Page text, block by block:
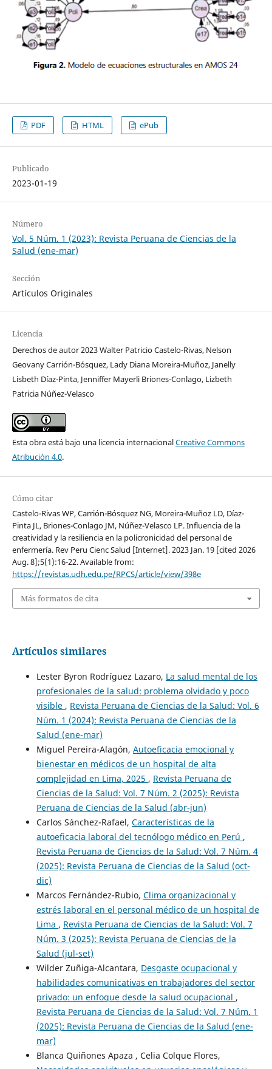
PDF HTML ePub
Publicado
2023-01-19
Número
Vol. 5 Núm. 1 (2023): Revista Peruana de Ciencias de la
Salud (ene-mar)
Sección
Artículos Originales
Licencia
Derechos de autor 2023 Walter Patricio Castelo-Rivas, Nelson
Geovany Carrión-Bósquez, Lady Diana Moreira-Muñoz, Janelly
Lisbeth Díaz-Pinta, Jenniffer Mayerli Briones-Conlago, Lizbeth
Patricia Núñez-Velasco
Esta obra está bajo una licencia internacionalCreative Commons
Atribución 4.0.
Cómo citar
Castelo-Rivas WP, Carrión-Bósquez NG, Moreira-Muñoz LD, Díaz-
Pinta JL, Briones-Conlago JM, Núñez-Velasco LP. Influencia de la
creatividad y la resiliencia en la policronicidad del personal de
enfermería. Rev Peru Cienc Salud [Internet]. 2023 Jan. 19 [cited 2026
Aug. 8];5(1):16-22. Available from:
https://revistas.udh.edu.pe/RPCS/article/view/398e
Más formatos de cita
Artículos similares
Lester Byron Rodríguez Lazaro, La salud mental de los
profesionales de la salud: problema olvidado y poco
visible , Revista Peruana de Ciencias de la Salud: Vol. 6
Núm. 1 (2024): Revista Peruana de Ciencias de la
Salud (ene-mar)
Miguel Pereira-Alagón, Autoeficacia emocional y
bienestar en médicos de un hospital de alta
complejidad en Lima, 2025 , Revista Peruana de
Ciencias de la Salud: Vol. 7 Núm. 2 (2025): Revista
Peruana de Ciencias de la Salud (abr-jun)
Carlos Sánchez-Rafael, Características de la
autoeficacia laboral del tecnólogo médico en Perú ,
Revista Peruana de Ciencias de la Salud: Vol. 7 Núm. 4
(2025): Revista Peruana de Ciencias de la Salud (oct-
dic)
Marcos Fernández-Rubio, Clima organizacional y
estrés laboral en el personal médico de un hospital de
Lima , Revista Peruana de Ciencias de la Salud: Vol. 7
Núm. 3 (2025): Revista Peruana de Ciencias de la
Salud (jul-set)
Wilder Zuñiga-Alcantara, Desgaste ocupacional y
habilidades comunicativas en trabajadores del sector
privado: un enfoque desde la salud ocupacional ,
Revista Peruana de Ciencias de la Salud: Vol. 7 Núm. 1
(2025): Revista Peruana de Ciencias de la Salud (ene-
mar)
Blanca Quiñones Apaza , Celia Colque Flores,